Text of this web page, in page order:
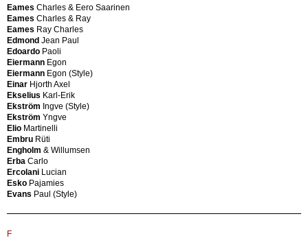
Franco
Buffa
Paolo
Buffa
Paolo
(Attributed)
Buffa
Paolo
(Style)
Buffet
Michel
Burchiellaro
Lorenzo
Burkart
Adolf
Burkhart
Butler
Frances
Franco
Ceramiche
Artistiche
Astro
Ceramiche
Campionesi
Ceramiche
Laveno
Ceramiche
Liguori
Vietri
Chabrieres
&
Co.
Chandigarh
Charles
Keller
lamps
Chesterfield
Chinese
Eames Charles & Eero Saarinen
Eames Charles & Ray
Eames Ray Charles
Edmond Jean Paul
Edoardo Paoli
Eiermann Egon
Eiermann Egon (Style)
Einar Hjorth Axel
Ekselius Karl-Erik
Ekström Ingve (Style)
Ekström Yngve
Elio Martinelli
Embru Rüti
Engholm & Willumsen
Erba Carlo
Ercolani Lucian
Esko Pajamies
Evans Paul (Style)
F